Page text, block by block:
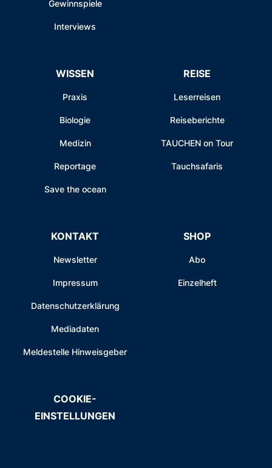
Gewinnspiele
Interviews
WISSEN
Praxis
Biologie
Medizin
Reportage
Save the ocean
REISE
Leserreisen
Reiseberichte
TAUCHEN on Tour
Tauchsafaris
KONTAKT
Newsletter
Impressum
Datenschutzerklärung
Mediadaten
Meldestelle Hinweisgeber
SHOP
Abo
Einzelheft
COOKIE-
EINSTELLUNGEN